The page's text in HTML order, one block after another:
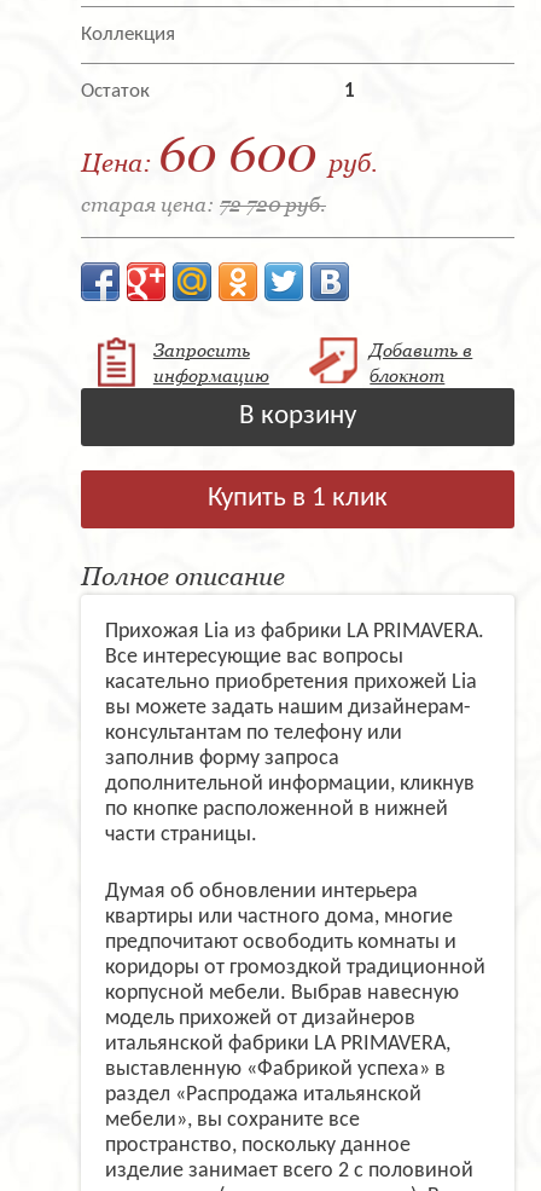
Коллекция
Остаток 1
Цена: 60 600 руб.
старая цена: 72 720 руб.
Запросить
информацию
Добавить в
блокнот
В корзину
Купить в 1 клик
Полное описание
Прихожая Lia из фабрики LA PRIMAVERA.
Все интересующие вас вопросы
касательно приобретения прихожей Lia
вы можете задать нашим дизайнерам-
консультантам по телефону или
заполнив форму запроса
дополнительной информации, кликнув
по кнопке расположенной в нижней
части страницы.
Думая об обновлении интерьера
квартиры или частного дома, многие
предпочитают освободить комнаты и
коридоры от громоздкой традиционной
корпусной мебели. Выбрав навесную
модель прихожей от дизайнеров
итальянской фабрики LA PRIMAVERA,
выставленную «Фабрикой успеха» в
раздел «Распродажа итальянской
мебели», вы сохраните все
пространство, поскольку данное
изделие занимает всего 2 с половиной